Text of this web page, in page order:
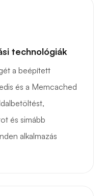
technológiák
a beépített
és a Memcached
és simább
alkalmazás